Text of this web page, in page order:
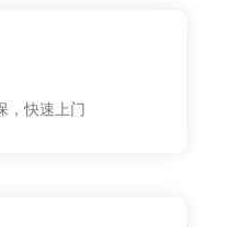
，快速上门